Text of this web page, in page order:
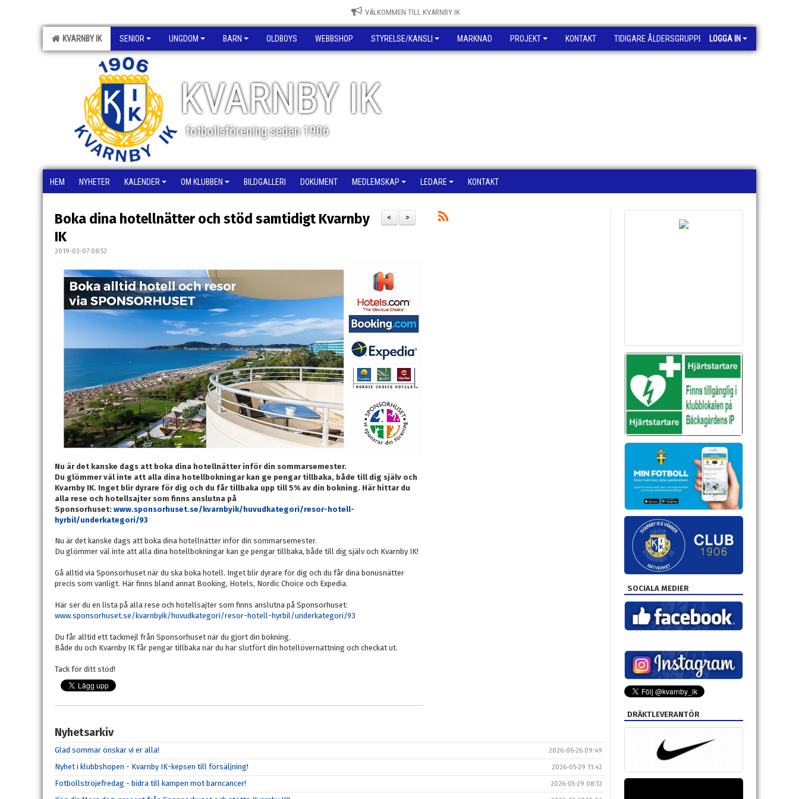
VÄLKOMMEN TILL KVARNBY IK
KVARNBY IK SENIOR UNGDOM BARN OLDBOYS WEBBSHOP STYRELSE/KANSLI MARKNAD PROJEKT KONTAKT TIDIGARE ÅLDERSGRUPPER LOGGA IN
KVARNBY IK
fotbollsförening sedan 1906
HEM NYHETER KALENDER OM KLUBBEN BILDGALLERI DOKUMENT MEDLEMSKAP LEDARE KONTAKT
>
<
Boka dina hotellnätter och stöd samtidigt Kvarnby
IK
2019-03-07 08:52
Nu är det kanske dags att boka dina hotellnätter inför din sommarsemester.
Du glömmer väl inte att alla dina hotellbokningar kan ge pengar tillbaka, både till dig själv och
Kvarnby IK. Inget blir dyrare för dig och du får tillbaka upp till 5% av din bokning. Här hittar du
alla rese och hotellsajter som finns anslutna på
Sponsorhuset: www.sponsorhuset.se/kvarnbyik/huvudkategori/resor-hotell-
hyrbil/underkategori/93
Nu är det kanske dags att boka dina hotellnätter inför din sommarsemester.
Du glömmer väl inte att alla dina hotellbokningar kan ge pengar tillbaka, både till dig själv och Kvarnby IK!
Gå alltid via Sponsorhuset när du ska boka hotell. Inget blir dyrare för dig och du får dina bonusnätter
precis som vanligt. Här finns bland annat Booking, Hotels, Nordic Choice och Expedia.
Här ser du en lista på alla rese och hotellsajter som finns anslutna på Sponsorhuset:
www.sponsorhuset.se/kvarnbyik/huvudkategori/resor-hotell-hyrbil/underkategori/93
Du får alltid ett tackmejl från Sponsorhuset när du gjort din bokning.
Både du och Kvarnby IK får pengar tillbaka när du har slutfört din hotellövernattning och checkat ut.
Tack för ditt stöd!
Nyhetsarkiv
Glad sommar önskar vi er alla! 2026-06-26 09:49
Nyhet i klubbshopen - Kvarnby IK-kepsen till försäljning! 2026-05-29 11:42
Fotbollströjefredag - bidra till kampen mot barncancer! 2026-05-29 08:12
SOCIALA MEDIER
DRÄKTLEVERANTÖR